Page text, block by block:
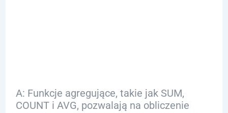
A: Funkcje agregujące, takie jak SUM,
COUNT i AVG, pozwalają na obliczenie